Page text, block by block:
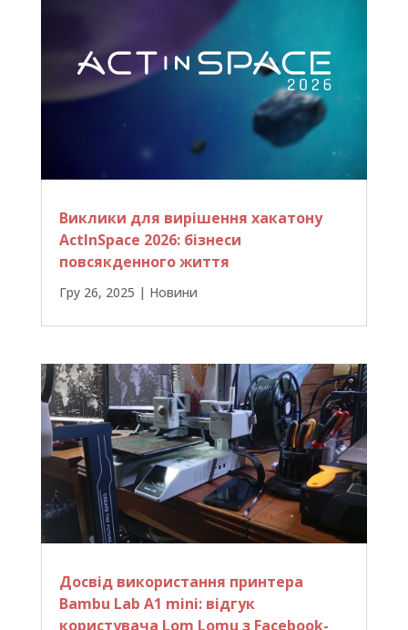
Виклики для вирішення хакатону
ActInSpace 2026: бізнеси
повсякденного життя
Гру 26, 2025 | Новини
Досвід використання принтера
Bambu Lab A1 minі: відгук
користувача Lom Lomu з Facebook-